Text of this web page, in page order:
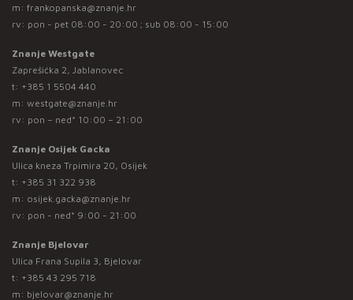
m: frankopanska@znanje.hr
rv: pon - pet 08:00 - 20:00 ; sub 08:00 - 15:00
Znanje Westgate
Zaprešićka 2, Jablanovec
t: +385 1 5504 440
m: westgate@znanje.hr
rv: pon – ned* 10:00 – 21:00
Znanje Osijek Gacka
Ulica kneza Trpimira 20, Osijek
t: +385 31 322 938
m: osijek.gacka@znanje.hr
rv: pon - ned* 9:00 - 21:00
Znanje Bjelovar
Ulica Frana Supila 3, Bjelovar
t: +385 43 295 718
m: bjelovar@znanje.hr